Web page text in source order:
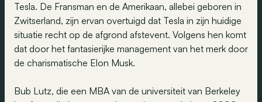
Tesla. De Fransman en de Amerikaan, allebei geboren in
Zwitserland, zijn ervan overtuigd dat Tesla in zijn huidige
situatie recht op de afgrond afstevent. Volgens hen komt
dat door het fantasierijke management van het merk door
de charismatische Elon Musk.
Bub Lutz, die een MBA van de universiteit van Berkeley